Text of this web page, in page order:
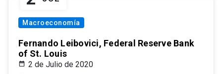
Macroeconomía
Fernando Leibovici, Federal Reserve Bank
of St. Louis
2 de Julio de 2020